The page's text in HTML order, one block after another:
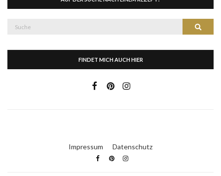
Suche
FINDET MICH AUCH HIER
Impressum Datenschutz